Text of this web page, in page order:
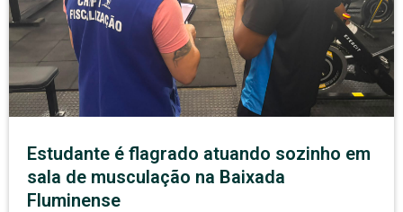
Estudante é flagrado atuando sozinho em
sala de musculação na Baixada
Fluminense